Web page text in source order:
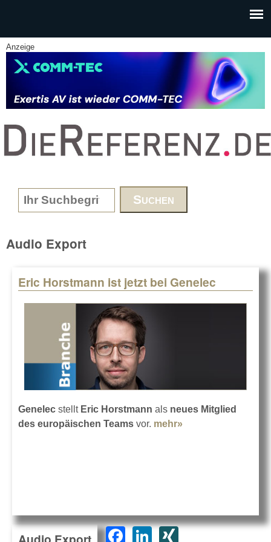
Anzeige
www.DieReferenz.de
Search form
Audio Export
Eric Horstmann ist jetzt bei Genelec
Genelec stelltEric Horstmann als neues Mitglied
des europäischen Teams vor. mehr»
F
Li XI